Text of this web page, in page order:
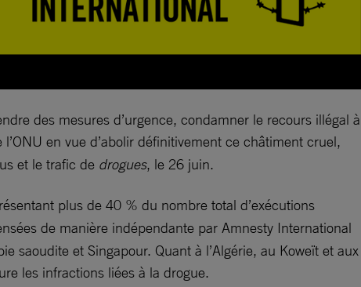
des mesures d’urgence, condamner le recours illégal à
en vue d’abolir définitivement ce châtiment cruel,
et le trafic de drogues, le 26 juin.
plus de 40 % du nombre total d’exécutions
de manière indépendante par Amnesty International
saoudite et Singapour. Quant à l’Algérie, au Koweït et aux
les infractions liées à la drogue.